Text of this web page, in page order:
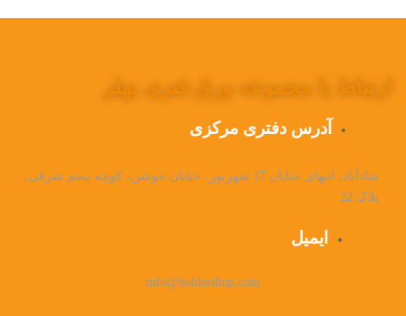
ارتباط با مجموعه ورق فنری بهلر
آدرس دفتری مرکزی
شادآباد، انتهای خیابان 17 شهریور، خیابان جوشن، کوچه پنجم شرقی،
پلاک 22
ایمیل
info@bohlershop.com